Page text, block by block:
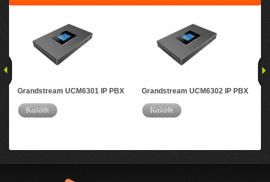
Grandstream UCM6301 IP PBX
Καλάθι
Grandstream UCM6302 IP PBX
Καλάθι